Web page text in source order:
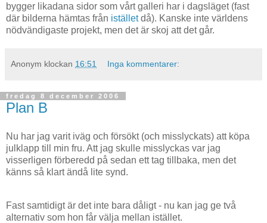
bygger likadana sidor som vårt galleri har i dagsläget (fast
där bilderna hämtas från iställetdå). Kanske inte världens
nödvändigaste projekt, men det är skoj att det går.
Anonym klockan 16:51 Inga kommentarer:
fredag 8 december 2006
Plan B
Nu har jag varit iväg och försökt (och misslyckats) att köpa
julklapp till min fru. Att jag skulle misslyckas var jag
visserligen förberedd på sedan ett tag tillbaka, men det
känns så klart ändå lite synd.
Fast samtidigt är det inte bara dåligt - nu kan jag ge två
alternativ som hon får välja mellan istället.